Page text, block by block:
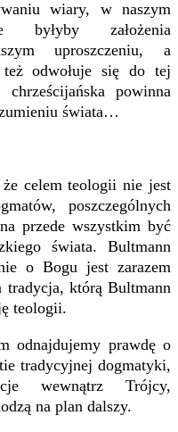
wiary, w naszym
byłyby założenia
uproszczeniu, a
odwołuje się do tej
powinna
świata…
celem teologii nie jest
poszczególnych
przede wszystkim być
świata. Bultmann
o Bogu jest zarazem
tradycja, którą Bultmann
teologii.
odnajdujemy prawdę o
tradycyjnej dogmatyki,
wewnątrz Trójcy,
na plan dalszy.